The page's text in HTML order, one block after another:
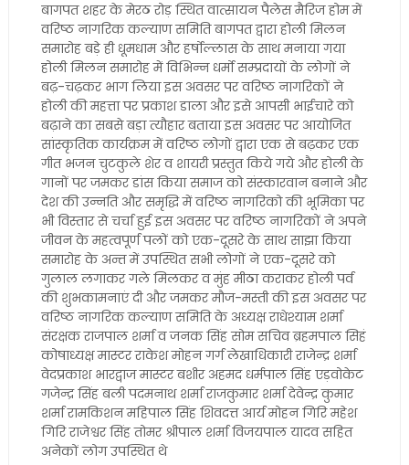
बागपत शहर के मेरठ रोड़ स्थित वात्सायन पैलेस मैरिज होम में
वरिष्ठ नागरिक कल्याण समिति बागपत द्वारा होली मिलन
समारोह बड़े ही धूमधाम और हर्षोल्लास के साथ मनाया गया
होली मिलन समारोह में विभिन्न धर्मो सम्प्रदायों के लोगों ने
बढ़-चढ़कर भाग लिया इस अवसर पर वरिष्ठ नागरिकों ने
होली की महत्ता पर प्रकाश डाला और इसे आपसी भाईचारे को
बढ़ाने का सबसे बड़ा त्यौहार बताया इस अवसर पर आयोजित
सांस्कृतिक कार्यक्रम में वरिष्ठ लोगों द्वारा एक से बढ़कर एक
गीत भजन चुटकुले शेर व शायरी प्रस्तुत किये गये और होली के
गानों पर जमकर डांस किया समाज को संस्कारवान बनाने और
देश की उन्नति और समृद्धि में वरिष्ठ नागरिको की भूमिका पर
भी विस्तार से चर्चा हुई इस अवसर पर वरिष्ठ नागरिकों ने अपने
जीवन के महत्वपूर्ण पलों को एक-दूसरे के साथ साझा किया
समारोह के अन्त में उपस्थित सभी लोगों ने एक-दूसरे को
गुलाल लगाकर गले मिलकर व मुंह मीठा कराकर होली पर्व
की शुभकामनाएं दी और जमकर मौज-मस्ती की इस अवसर पर
वरिष्ठ नागरिक कल्याण समिति के अध्यक्ष राधेश्याम शर्मा
संरक्षक राजपाल शर्मा व जनक सिंह सोम सचिव ब्रहमपाल सिहं
कोषाध्यक्ष मास्टर राकेश मोहन गर्ग लेखाधिकारी राजेन्द्र शर्मा
वेदप्रकाश भारद्वाज मास्टर बशीर अहमद धर्मपाल सिंह एड़वोकेट
गजेन्द्र सिंह बली पदमनाथ शर्मा राजकुमार शर्मा देवेन्द्र कुमार
शर्मा रामकिशन महिपाल सिंह शिवदत्त आर्य मोहन गिरि महेश
गिरि राजेश्वर सिंह तोमर श्रीपाल शर्मा विजयपाल यादव सहित
अनेकों लोग उपस्थित थे